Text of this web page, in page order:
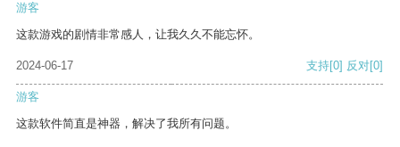
游客
这款游戏的剧情非常感人，让我久久不能忘怀。
2024-06-17 支持[0] 反对[0]
游客
这款软件简直是神器，解决了我所有问题。